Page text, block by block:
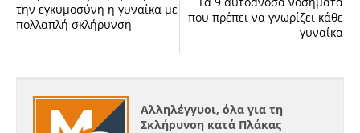
την εγκυμοσύνη η γυναίκα με
πολλαπλή σκλήρυνση
που πρέπει να γνωρίζει κάθε
γυναίκα
Αλληλέγγυοι, όλα για τη
Σκλήρυνση κατά Πλάκας